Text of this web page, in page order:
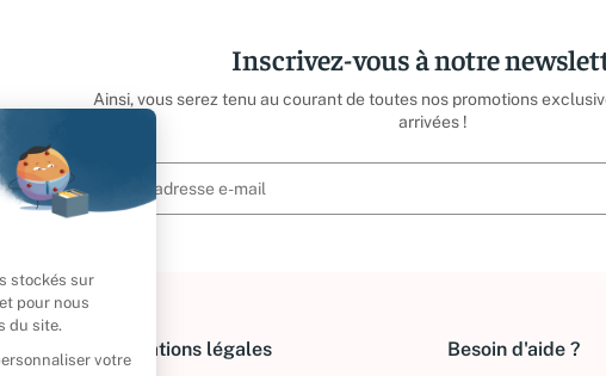
Inscrivez-vous à notre
Ainsi, vous serez tenu au courant de toutes nos promotions
arrivées !
Informations légales Besoin d'aide ?